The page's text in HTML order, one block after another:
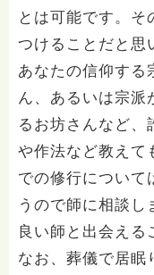
とは可能です。そ
つけることだと思
あなたの信仰する
ん、あるいは宗派
るお坊さんなど、
や作法など教えて
での修行について
うので師に相談し
良い師と出会える
なお、葬儀で居眠